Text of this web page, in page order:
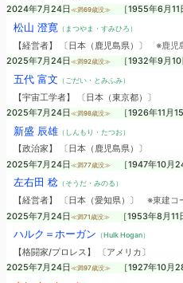
2024年7月24日 ≪満69歳没≫ ［1955年6月11
松山 澄寛 （まつやま・すみひろ）
【経営者】 〔日本（鹿児島県）〕 ※鹿児
2025年7月24日 ≪満92歳没≫ ［1932年9月10
五代 富文 （ごだい・とみふみ）
【宇宙工学者】 〔日本（東京都）〕
2025年7月24日 ≪満98歳没≫ ［1926年11月15
新盛 辰雄（しんもり・たつお）
【政治家】 〔日本（鹿児島県）〕
2025年7月24日 ≪満77歳没≫ ［1947年10月24
左右田 稔（そうだ・みのる）
【経営者】 〔日本（愛知県）〕 ※東建コ
2025年7月24日 ≪満71歳没≫ ［1953年8月11
ハルク＝ホーガン （Hulk Hogan）
【格闘家/プロレス】 〔アメリカ〕
2025年7月24日 ≪満97歳没≫ ［1927年10月28